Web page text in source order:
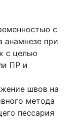
с
при
с целью
ПР и
швов на
метода
пессария